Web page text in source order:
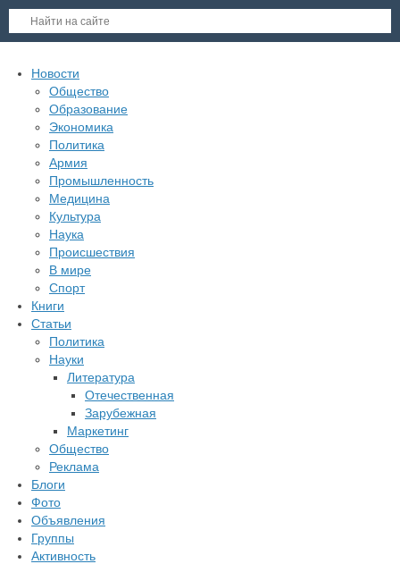
Новости
Общество
Образование
Экономика
Политика
Армия
Промышленность
Медицина
Культура
Наука
Происшествия
В мире
Спорт
Книги
Статьи
Политика
Науки
Литература
Отечественная
Зарубежная
Маркетинг
Общество
Реклама
Блоги
Фото
Объявления
Группы
Активность